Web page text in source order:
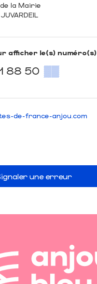
la Mairie
JUVARDEIL
afficher le(s) numéro(s)
88 50 ▒▒
de-france-anjou.com
une erreur